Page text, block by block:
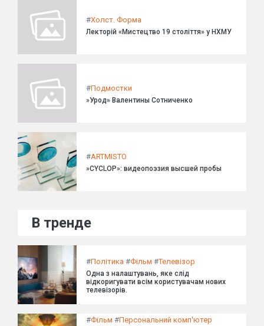
#Холст. Форма
Лекторій «Мистецтво 19 століття» у НХМУ
#Подмостки
»Урод» Валентины Сотниченко
#ARTMISTO
»CYCLOP»: видеопоэзия высшей пробы
В тренде
#Політика #Фільм #Телевізор
Одна з налаштувань, яке слід
відкоригувати всім користувачам нових
телевізорів.
#Фільм #Персональний комп'ютер